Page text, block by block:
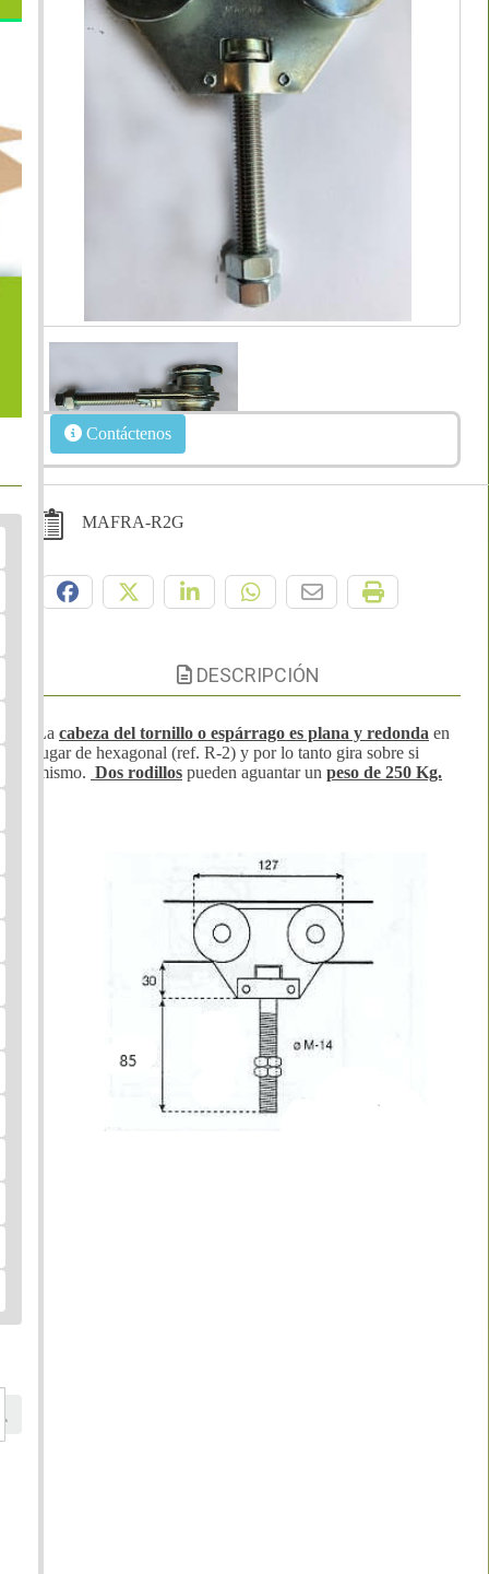
Contáctenos
MAFRA-R2G
DESCRIPCIÓN
La cabeza del tornillo o espárrago es plana y redonda en
lugar de hexagonal (ref. R-2) y por lo tanto gira sobre si
mismo. Dos rodillos pueden aguantar un peso de 250 Kg.